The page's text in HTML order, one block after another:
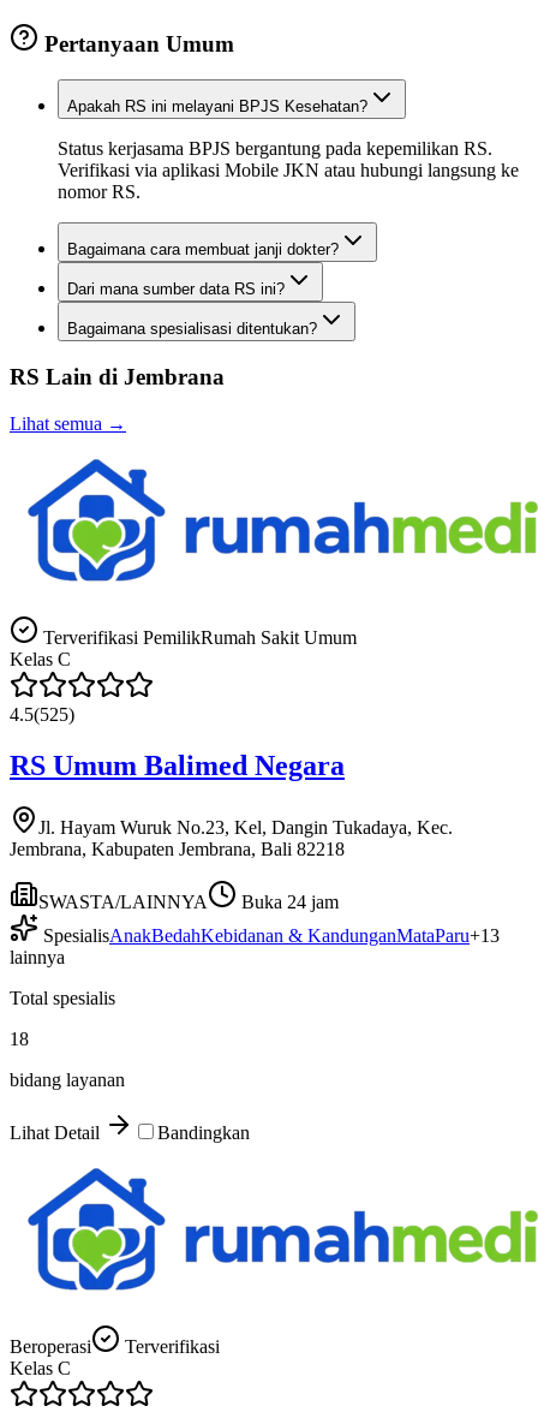
Pertanyaan Umum
Apakah RS ini melayani BPJS Kesehatan?
Status kerjasama BPJS bergantung pada kepemilikan RS.
Verifikasi via aplikasi Mobile JKN atau hubungi langsung ke
nomor RS.
Bagaimana cara membuat janji dokter?
Dari mana sumber data RS ini?
Bagaimana spesialisasi ditentukan?
RS Lain di Jembrana
Lihat semua →
Terverifikasi PemilikRumah Sakit Umum
Kelas C
4.5(525)
RS Umum Balimed Negara
Jl. Hayam Wuruk No.23, Kel, Dangin Tukadaya, Kec.
Jembrana, Kabupaten Jembrana, Bali 82218
SWASTA/LAINNYA
Buka 24 jam
SpesialisAnakBedahKebidanan & KandunganMataParu+13
lainnya
Total spesialis
18
bidang layanan
Lihat Detail Bandingkan
Beroperasi
Terverifikasi
Kelas C